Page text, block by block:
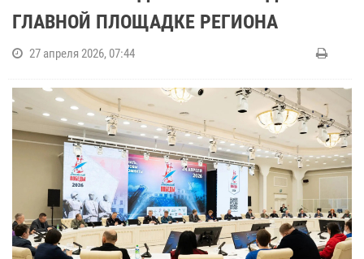
ГЛАВНОЙ ПЛОЩАДКЕ РЕГИОНА
27 апреля 2026, 07:44